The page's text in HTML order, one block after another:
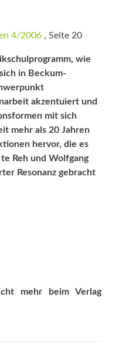
4/2006 , Seite 20
wie
in Beckum-
akzentuiert und
mit sich
mehr als 20 Jahren
hervor, die es
Reh und Wolfgang
Resonanz gebracht
mehr beim Verlag